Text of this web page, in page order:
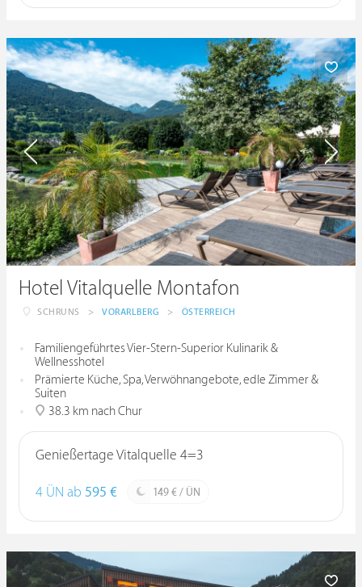
Hotel Vitalquelle Montafon
SCHRUNS > VORARLBERG > ÖSTERREICH
Familiengeführtes Vier-Stern-Superior Kulinarik &
Wellnesshotel
Prämierte Küche, Spa, Verwöhnangebote, edle Zimmer &
Suiten
38.3 km nach Chur
Genießertage Vitalquelle 4=3
4 ÜN ab 595 € 149 € / ÜN